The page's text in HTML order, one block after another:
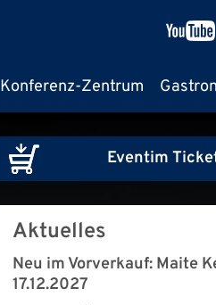
Konferenz-Zentrum
Eventim
Aktuelles
Neu im Vorverkauf: Maite
17.12.2027